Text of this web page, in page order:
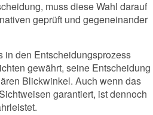
muss diese Wahl darauf
geprüft und gegeneinander
in den Entscheidungsprozess
gewährt, seine Entscheidung
Blickwinkel. Auch wenn das
garantiert, ist dennoch